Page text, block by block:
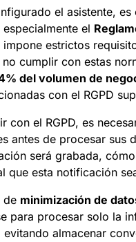
el asistente,
el
impone estrictos
no cumplir con estas
del volumen de
con el RGPD
con el RGPD, es
antes de procesar sus
será grabada,
que esta notificación
de minimización de
para procesar solo la
evitando almacenar